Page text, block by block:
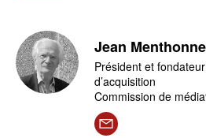
Jean
Président et
d’acquisition
Commission de